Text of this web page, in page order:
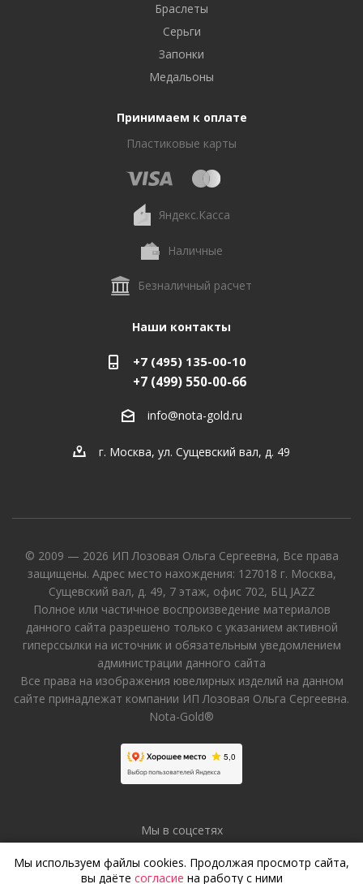
Браслеты
Серьги
Запонки
Медальоны
Принимаем к оплате
Пластиковые карты
Яндекс.Касса
Наличные
Безналичный расчет
Наши контакты
+7 (495) 135-00-10
+7 (499) 550-00-66
info@nota-gold.ru
г. Москва, ул. Сущевский вал, д. 49
© 2009 — 2026 ИП Лозовая Ольга Сергеевна, Все права
защищены. Адрес место нахождения: 127018 г. Москва,
Сущевский вал, д. 49, 7 этаж, офис 702, БЦ JAZZ
Полное или частичное воспроизведение материалов
данного сайта разрешено только с указанием активной
гиперссылки на источник и обязательным уведомлением
администрации данного сайта
Все права на изображения ювелирных изделий на данном
сайте принадлежат компании ИП Лозовая Ольга Сергеевна.
Nota-Gold®
Мы в соцсетях
Мы используем файлы cookies. Продолжая просмотр сайта,
вы даёте согласие на работу с ними